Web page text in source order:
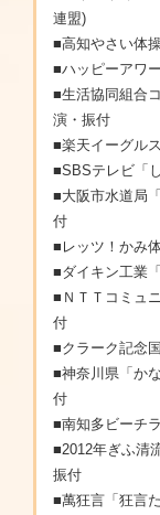
連盟)
■高知やさい体
■ハッピーアワ
■生活協同組合
演・振付
■楽天イーグル
■SBSテレビ「
■大阪市水道局
付
■レッツ！かみ
■ダイキン工業
■ＮＴＴコミュ
付
■クラーク記念
■神奈川県「か
付
■南知多ビーチ
■2012年ぎふ清
振付
■萬狂言「狂言